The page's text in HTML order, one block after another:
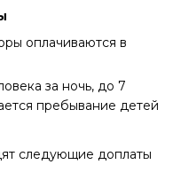
оплачиваются в
за ночь, до 7
пребывание детей
следующие доплаты